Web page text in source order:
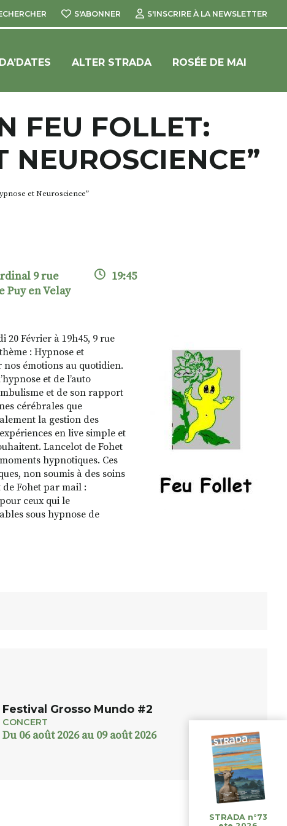
S'ABONNER S'INSCRIRE À LA NEWSLETTER
ALTER STRADA ROSÉE DE MAI
FEU FOLLET:
NEUROSCIENCE”
et Neuroscience”
9 rue
Puy en Velay
19:45
20 Février à 19h45, 9 rue
: Hypnose et
nos émotions au quotidien.
et de l’auto
et de son rapport
cérébrales que
la gestion des
en live simple et
Lancelot de Fohet
hypnotiques. Ces
non soumis à des soins
Fohet par mail :
ceux qui le
sous hypnose de
Festival Grosso Mundo #2
CONCERT
Du 06 août 2026 au 09 août 2026
STRADA n°73